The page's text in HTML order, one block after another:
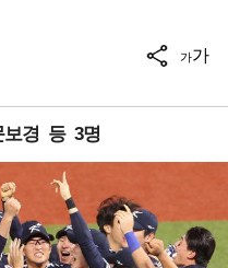
가가
보경 등 3명